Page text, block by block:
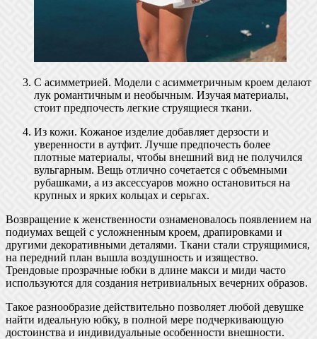
С асимметрией. Модели с асимметричным кроем делают
лук романтичным и необычным. Изучая материалы,
стоит предпочесть легкие струящиеся ткани.
Из кожи. Кожаное изделие добавляет дерзости и
уверенности в аутфит. Лучше предпочесть более
плотные материалы, чтобы внешний вид не получился
вульгарным. Вещь отлично сочетается с объемными
рубашками, а из аксессуаров можно остановиться на
крупных и ярких кольцах и серьгах.
Возвращение к женственности ознаменовалось появлением на
подиумах вещей с усложненным кроем, драпировками и
другими декоративными деталями. Ткани стали струящимися,
на передний план вышла воздушность и изящество.
Трендовые прозрачные юбки в длине макси и миди часто
используются для создания нетривиальных вечерних образов.
Такое разнообразие действительно позволяет любой девушке
найти идеальную юбку, в полной мере подчеркивающую
достоинства и индивидуальные особенности внешности.